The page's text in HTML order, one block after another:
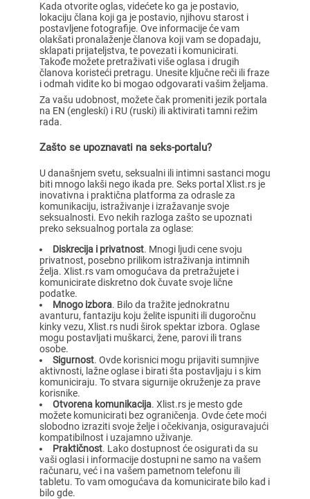
Kada otvorite oglas, videćete ko ga je postavio,
lokaciju člana koji ga je postavio, njihovu starost i
postavljene fotografije. Ove informacije će vam
olakšati pronalaženje članova koji vam se dopadaju,
sklapati prijateljstva, te povezati i komunicirati.
Takođe možete pretraživati više oglasa i drugih
članova koristeći pretragu. Unesite ključne reči ili fraze
i odmah vidite ko bi mogao odgovarati vašim željama.
Za vašu udobnost, možete čak promeniti jezik portala
na EN (engleski) i RU (ruski) ili aktivirati tamni režim
rada.
Zašto se upoznavati na seks-portalu?
U današnjem svetu, seksualni ili intimni sastanci mogu
biti mnogo lakši nego ikada pre. Seks portal Xlist.rs je
inovativna i praktična platforma za odrasle za
komunikaciju, istraživanje i izražavanje svoje
seksualnosti. Evo nekih razloga zašto se upoznati
preko seksualnog portala za oglase:
Diskrecija i privatnost. Mnogi ljudi cene svoju
privatnost, posebno prilikom istraživanja intimnih
želja. Xlist.rs vam omogućava da pretražujete i
komunicirate diskretno dok čuvate svoje lične
podatke.
Mnogo izbora. Bilo da tražite jednokratnu
avanturu, fantaziju koju želite ispuniti ili dugoročnu
kinky vezu, Xlist.rs nudi širok spektar izbora. Oglase
mogu postavljati muškarci, žene, parovi ili trans
osobe.
Sigurnost. Ovde korisnici mogu prijaviti sumnjive
aktivnosti, lažne oglase i birati šta postavljaju i s kim
komuniciraju. To stvara sigurnije okruženje za prave
korisnike.
Otvorena komunikacija. Xlist.rs je mesto gde
možete komunicirati bez ograničenja. Ovde ćete moći
slobodno izraziti svoje želje i očekivanja, osiguravajući
kompatibilnost i uzajamno uživanje.
Praktičnost. Lako dostupnost će osigurati da su
vaši oglasi i informacije dostupni ne samo na vašem
računaru, već i na vašem pametnom telefonu ili
tabletu. To vam omogućava da komunicirate bilo kad i
bilo gde.